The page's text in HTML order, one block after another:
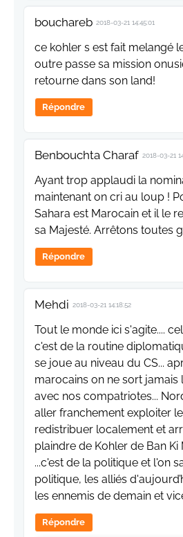
bouchareb 2018-03-21 14:45:01
ce kohler s est fait melangé
outre passe sa mission
retourne dans son land!
Répondre
Benbouchta Charaf 2018-03-21
Ayant trop applaudi la
maintenant on cri au loup !
Sahara est Marocain et il le
sa Majesté. Arrêtons toutes
Répondre
Mehdi 2018-03-21 14:18:52
Tout le monde ici s'agite....
c'est de la routine
se joue au niveau du CS...
marocains on ne sort jamais
avec nos compatriotes...
aller franchement exploiter
redistribuer localement et
plaindre de Kohler de Ban Ki
...c'est de la politique et l'on
politique, les alliés
les ennemis de demain et
Répondre